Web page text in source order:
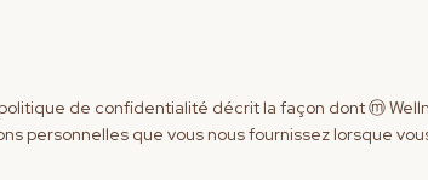
de confidentialité décrit la façon dont ⓜ
personnelles que vous nous fournissez lorsque